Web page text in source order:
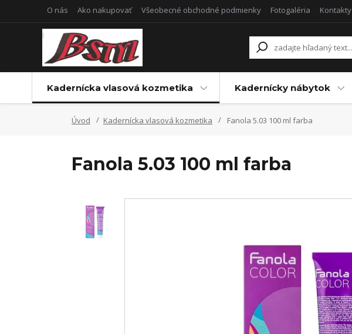
O nás Ako nakupovať Všeobecné obchodné podmienky Fotogaléria Kontakty
Kadernícka vlasová kozmetika Kadernícky nábytok
Úvod Kadernícka vlasová kozmetika Fanola 5.03 100 ml farba
Fanola 5.03 100 ml farba